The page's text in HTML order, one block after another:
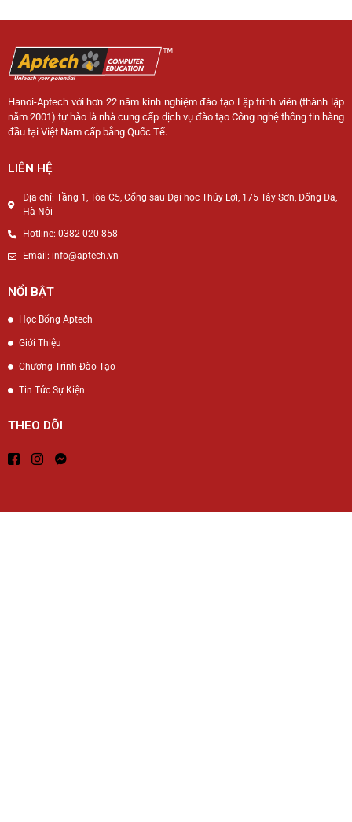
Hanoi-Aptech với hơn 22 năm kinh nghiệm đào tạo Lập trình viên (thành lập
năm 2001) tự hào là nhà cung cấp dịch vụ đào tạo Công nghệ thông tin hàng
đầu tại Việt Nam cấp bằng Quốc Tế.
LIÊN HỆ
Địa chỉ: Tầng 1, Tòa C5, Cổng sau Đại học Thủy Lợi, 175 Tây Sơn, Đống Đa,
Hà Nội
Hotline: 0382 020 858
Email: info@aptech.vn
NỔI BẬT
Học Bổng Aptech
Giới Thiệu
Chương Trình Đào Tạo
Tin Tức Sự Kiện
THEO DÕI